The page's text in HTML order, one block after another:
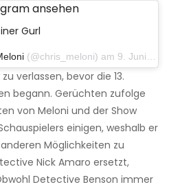
ansehen
Gurl
(@chris_meloni) am 9. Juni 2019 um 9:37 Uhr PDT
verlassen, bevor die 13.
begann. Gerüchten zufolge
von Meloni und der Show
einigen, weshalb er
Möglichkeiten zu
Nick Amaro ersetzt,
Detective Benson immer